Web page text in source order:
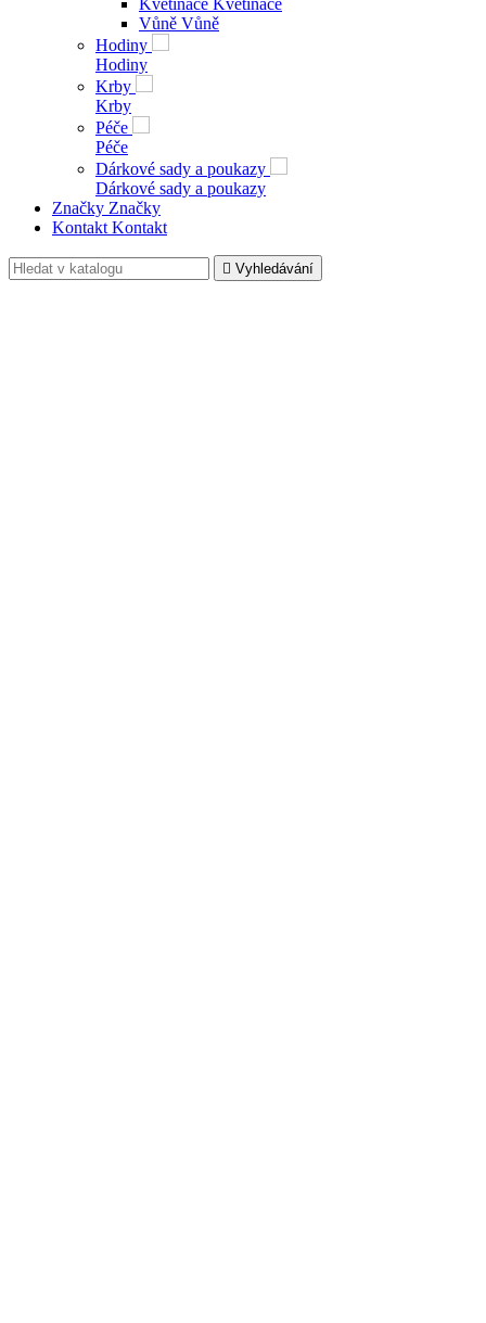
Květináče Květináče
Vůně Vůně
Hodiny
Hodiny
Krby
Krby
Péče
Péče
Dárkové sady a poukazy
Dárkové sady a poukazy
Značky Značky
Kontakt Kontakt
 Vyhledávání